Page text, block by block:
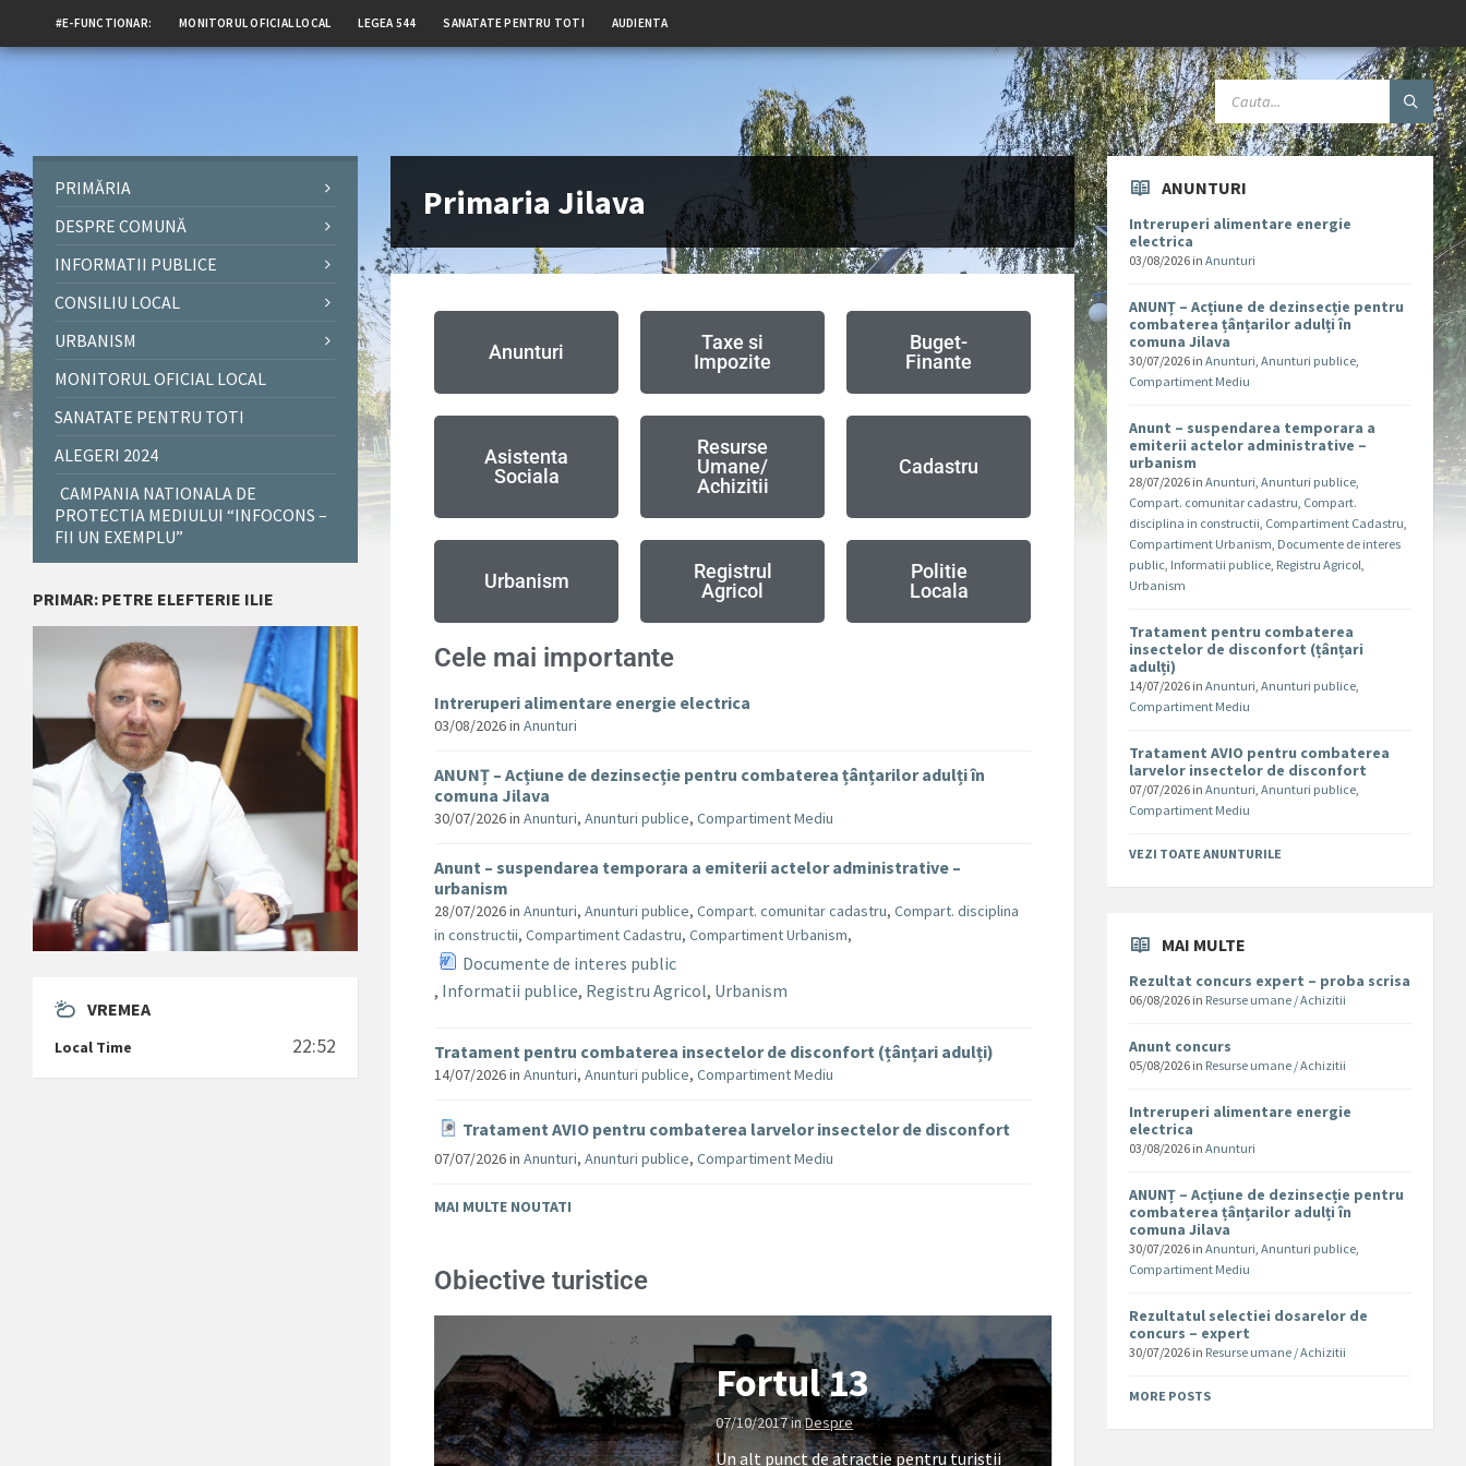
#E-FUNCTIONAR: MONITORUL OFICIAL LOCAL LEGEA 544 SANATATE PENTRU TOTI AUDIENTA
Primaria Jilava
Anunturi
Taxe si
Impozite
Buget-
Finante
Asistenta
Sociala
Resurse
Umane/
Achizitii
Cadastru
Urbanism
Registrul
Agricol
Politie
Locala
Cele mai importante
Intreruperi alimentare energie electrica
03/08/2026inAnunturi
ANUNȚ – Acțiune de dezinsecție pentru combaterea țânțarilor adulți în
comuna Jilava
30/07/2026inAnunturi,Anunturi publice,Compartiment Mediu
Anunt – suspendarea temporara a emiterii actelor administrative –
urbanism
28/07/2026inAnunturi,Anunturi publice,Compart. comunitar cadastru,Compart. disciplina
in constructii,Compartiment Cadastru,Compartiment Urbanism,
Documente de interes public
, Informatii publice, Registru Agricol, Urbanism
Tratament pentru combaterea insectelor de disconfort (țânțari adulți)
14/07/2026inAnunturi,Anunturi publice,Compartiment Mediu
Tratament AVIO pentru combaterea larvelor insectelor de disconfort
07/07/2026inAnunturi,Anunturi publice,Compartiment Mediu
MAI MULTE NOUTATI
Obiective turistice
Fortul 13
07/10/2017inDespre
Un alt punct de atractie pentru turistii
PRIMĂRIA
DESPRE COMUNĂ
INFORMATII PUBLICE
CONSILIU LOCAL
URBANISM
MONITORUL OFICIAL LOCAL
SANATATE PENTRU TOTI
ALEGERI 2024
CAMPANIA NATIONALA DE
PROTECTIA MEDIULUI “INFOCONS –
FII UN EXEMPLU”
PRIMAR: PETRE ELEFTERIE ILIE
VREMEA
Local Time 22:52
ANUNTURI
Intreruperi alimentare energie
electrica
03/08/2026 inAnunturi
ANUNȚ – Acțiune de dezinsecție pentru
combaterea țânțarilor adulți în
comuna Jilava
30/07/2026 inAnunturi,Anunturi publice,
Compartiment Mediu
Anunt – suspendarea temporara a
emiterii actelor administrative –
urbanism
28/07/2026 inAnunturi,Anunturi publice,
Compart. comunitar cadastru, Compart.
disciplina in constructii, Compartiment Cadastru,
Compartiment Urbanism, Documente de interes
public, Informatii publice, Registru Agricol,
Urbanism
Tratament pentru combaterea
insectelor de disconfort (țânțari
adulți)
14/07/2026 inAnunturi,Anunturi publice,
Compartiment Mediu
Tratament AVIO pentru combaterea
larvelor insectelor de disconfort
07/07/2026 inAnunturi,Anunturi publice,
Compartiment Mediu
VEZI TOATE ANUNTURILE
MAI MULTE
Rezultat concurs expert – proba scrisa
06/08/2026 in Resurse umane / Achizitii
Anunt concurs
05/08/2026 in Resurse umane / Achizitii
Intreruperi alimentare energie
electrica
03/08/2026 inAnunturi
ANUNȚ – Acțiune de dezinsecție pentru
combaterea țânțarilor adulți în
comuna Jilava
30/07/2026 inAnunturi,Anunturi publice,
Compartiment Mediu
Rezultatul selectiei dosarelor de
concurs – expert
30/07/2026 in Resurse umane / Achizitii
MORE POSTS